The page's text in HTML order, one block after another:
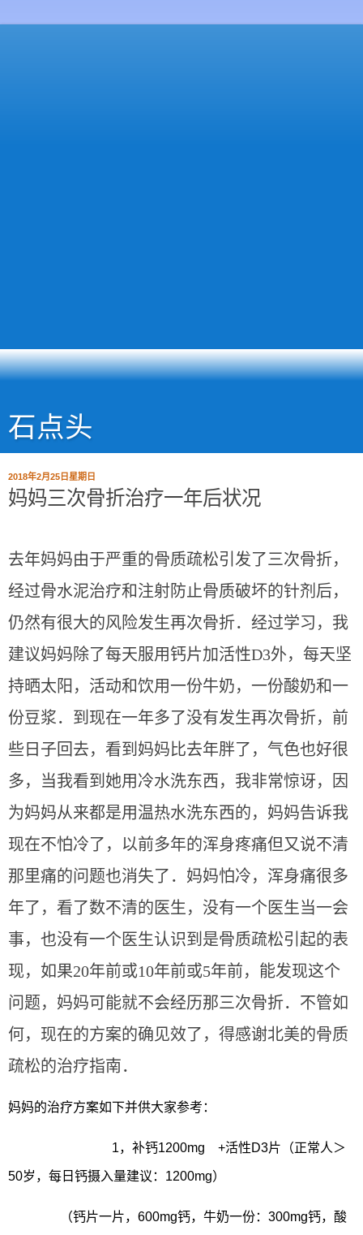
石点头
2018年2月25日星期日
妈妈三次骨折治疗一年后状况
去年妈妈由于严重的骨质疏松引发了三次骨折，
经过骨水泥治疗和注射防止骨质破坏的针剂后，
仍然有很大的风险发生再次骨折．经过学习，我
建议妈妈除了每天服用钙片加活性D3外，每天坚
持晒太阳，活动和饮用一份牛奶，一份酸奶和一
份豆浆．到现在一年多了没有发生再次骨折，前
些日子回去，看到妈妈比去年胖了，气色也好很
多，当我看到她用冷水洗东西，我非常惊讶，因
为妈妈从来都是用温热水洗东西的，妈妈告诉我
现在不怕冷了，以前多年的浑身疼痛但又说不清
那里痛的问题也消失了．妈妈怕冷，浑身痛很多
年了，看了数不清的医生，没有一个医生当一会
事，也没有一个医生认识到是骨质疏松引起的表
现，如果20年前或10年前或5年前，能发现这个
问题，妈妈可能就不会经历那三次骨折．不管如
何，现在的方案的确见效了，得感谢北美的骨质
疏松的治疗指南．
妈妈的治疗方案如下并供大家参考：
1，补钙1200mg +活性D3片（正常人＞
50岁，每日钙摄入量建议：1200mg）
（钙片一片，600mg钙，牛奶一份：300mg钙，酸